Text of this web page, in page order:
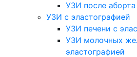
УЗИ после аборта
УЗИ с эластографией
УЗИ печени с
УЗИ молочных
эластографией